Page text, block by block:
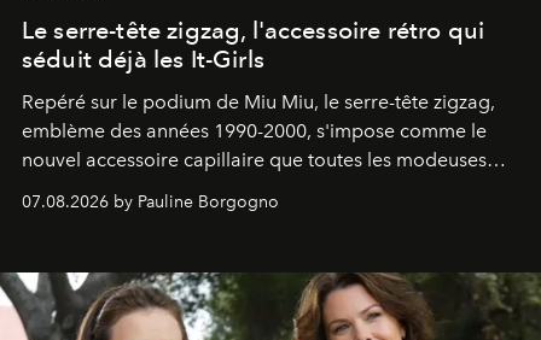
Le serre-tête zigzag, l'accessoire rétro qui
séduit déjà les It-Girls
Repéré sur le podium de Miu Miu, le serre-tête zigzag,
emblème des années 1990-2000, s'impose comme le
nouvel accessoire capillaire que toutes les modeuses
s'arrachent déjà.
07.08.2026 by Pauline Borgogno